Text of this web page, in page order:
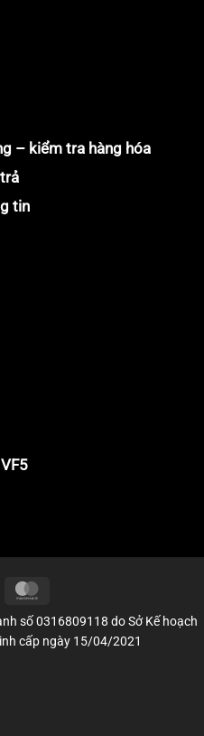
– kiểm tra hàng hóa
tin
số 0316809118 do Sở Kế hoạch
cấp ngày 15/04/2021